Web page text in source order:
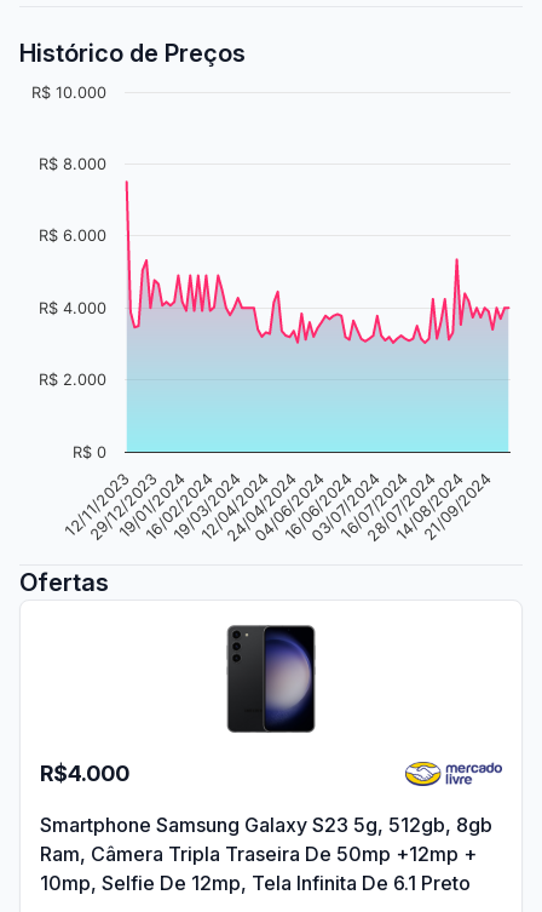
Histórico de Preços
12/11/2023
29/12/2023
19/01/2024
16/02/2024
19/03/2024
12/04/2024
24/04/2024
04/06/2024
16/06/2024
03/07/2024
16/07/2024
28/07/2024
14/08/2024
21/09/2024
R$ 0
R$ 2.000
R$ 4.000
R$ 6.000
R$ 8.000
R$ 10.000
Ofertas
R$4.000
Smartphone Samsung Galaxy S23 5g, 512gb, 8gb
Ram, Câmera Tripla Traseira De 50mp +12mp +
10mp, Selfie De 12mp, Tela Infinita De 6.1 Preto